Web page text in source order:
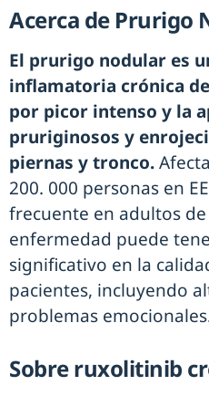
Acerca de Prurigo
El prurigo nodular es
inflamatoria crónica
por picor intenso y la
pruriginosos y
piernas y tronco.
200. 000 personas en
frecuente en adultos
enfermedad puede
significativo en la
pacientes, incluyendo
problemas
Sobre ruxolitinib